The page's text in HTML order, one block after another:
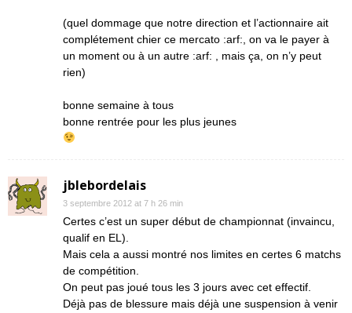
(quel dommage que notre direction et l’actionnaire ait
complétement chier ce mercato :arf:, on va le payer à
un moment ou à un autre :arf: , mais ça, on n’y peut
rien)
bonne semaine à tous
bonne rentrée pour les plus jeunes
jblebordelais
3 septembre 2012 at 7 h 26 min
Certes c’est un super début de championnat (invaincu,
qualif en EL).
Mais cela a aussi montré nos limites en certes 6 matchs
de compétition.
On peut pas joué tous les 3 jours avec cet effectif.
Déjà pas de blessure mais déjà une suspension à venir